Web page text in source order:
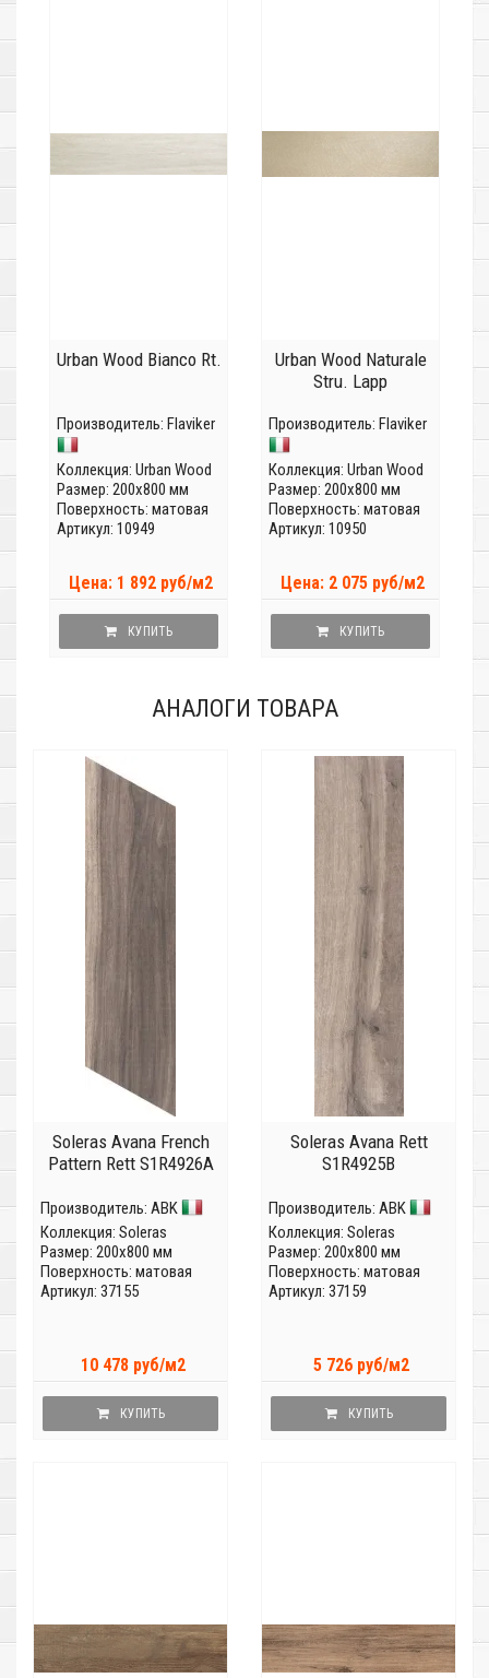
Urban Wood Bianco Rt.
Производитель: Flaviker
Коллекция: Urban Wood
Размер: 200x800 мм
Поверхность: матовая
Артикул: 10949
Цена: 1 892 руб/м2
КУПИТЬ
Urban Wood Naturale
Stru. Lapp
Производитель: Flaviker
Коллекция: Urban Wood
Размер: 200x800 мм
Поверхность: матовая
Артикул: 10950
Цена: 2 075 руб/м2
КУПИТЬ
АНАЛОГИ ТОВАРА
Soleras Avana French
Pattern Rett S1R4926A
Производитель: ABK
Коллекция: Soleras
Размер: 200x800 мм
Поверхность: матовая
Артикул: 37155
10 478 руб/м2
КУПИТЬ
Soleras Avana Rett
S1R4925B
Производитель: ABK
Коллекция: Soleras
Размер: 200x800 мм
Поверхность: матовая
Артикул: 37159
5 726 руб/м2
КУПИТЬ